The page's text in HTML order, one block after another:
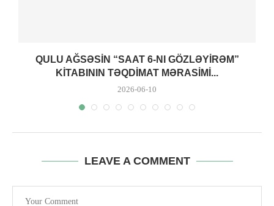
QULU AĞSƏSIN “SAAT 6-NI GÖZLƏYIRƏM”
KITABININ TƏQDIMAT MƏRASIMI...
2026-06-10
LEAVE A COMMENT